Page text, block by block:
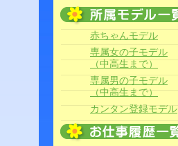
赤ちゃんモデル
専属女の子モデル
（中高生まで）
専属男の子モデル
（中高生まで）
カンタン登録モデル